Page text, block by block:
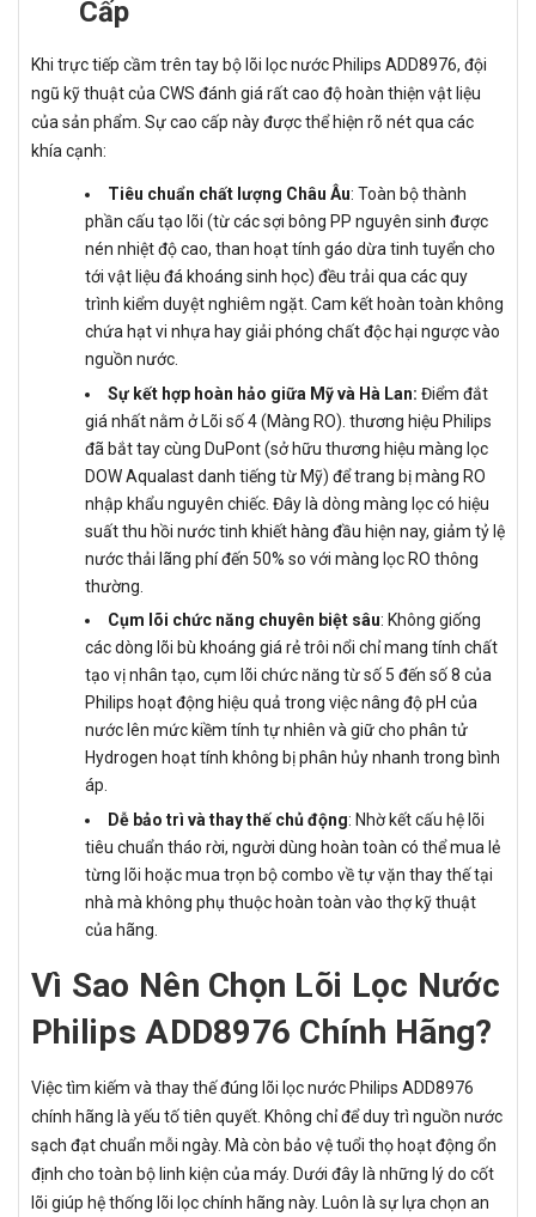
Cấp
Khi trực tiếp cầm trên tay bộ lõi lọc nước Philips ADD8976, đội
ngũ kỹ thuật của CWS đánh giá rất cao độ hoàn thiện vật liệu
của sản phẩm. Sự cao cấp này được thể hiện rõ nét qua các
khía cạnh:
Tiêu chuẩn chất lượng Châu Âu: Toàn bộ thành
phần cấu tạo lõi (từ các sợi bông PP nguyên sinh được
nén nhiệt độ cao, than hoạt tính gáo dừa tinh tuyển cho
tới vật liệu đá khoáng sinh học) đều trải qua các quy
trình kiểm duyệt nghiêm ngặt. Cam kết hoàn toàn không
chứa hạt vi nhựa hay giải phóng chất độc hại ngược vào
nguồn nước.
Sự kết hợp hoàn hảo giữa Mỹ và Hà Lan: Điểm đắt
giá nhất nằm ở Lõi số 4 (Màng RO). thương hiệu Philips
đã bắt tay cùng DuPont (sở hữu thương hiệu màng lọc
DOW Aqualast danh tiếng từ Mỹ) để trang bị màng RO
nhập khẩu nguyên chiếc. Đây là dòng màng lọc có hiệu
suất thu hồi nước tinh khiết hàng đầu hiện nay, giảm tỷ lệ
nước thải lãng phí đến 50% so với màng lọc RO thông
thường.
Cụm lõi chức năng chuyên biệt sâu: Không giống
các dòng lõi bù khoáng giá rẻ trôi nổi chỉ mang tính chất
tạo vị nhân tạo, cụm lõi chức năng từ số 5 đến số 8 của
Philips hoạt động hiệu quả trong việc nâng độ pH của
nước lên mức kiềm tính tự nhiên và giữ cho phân tử
Hydrogen hoạt tính không bị phân hủy nhanh trong bình
áp.
Dễ bảo trì và thay thế chủ động: Nhờ kết cấu hệ lõi
tiêu chuẩn tháo rời, người dùng hoàn toàn có thể mua lẻ
từng lõi hoặc mua trọn bộ combo về tự vặn thay thế tại
nhà mà không phụ thuộc hoàn toàn vào thợ kỹ thuật
của hãng.
Vì Sao Nên Chọn Lõi Lọc Nước
Philips ADD8976 Chính Hãng?
Việc tìm kiếm và thay thế đúng lõi lọc nước Philips ADD8976
chính hãng là yếu tố tiên quyết. Không chỉ để duy trì nguồn nước
sạch đạt chuẩn mỗi ngày. Mà còn bảo vệ tuổi thọ hoạt động ổn
định cho toàn bộ linh kiện của máy. Dưới đây là những lý do cốt
lõi giúp hệ thống lõi lọc chính hãng này. Luôn là sự lựa chọn an